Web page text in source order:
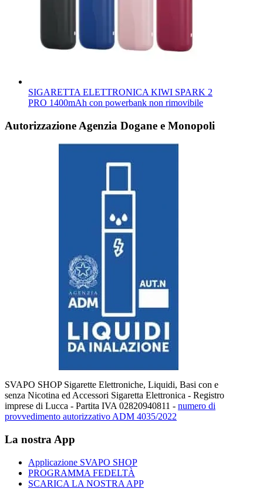
SIGARETTA ELETTRONICA KIWI SPARK 2
PRO 1400mAh con powerbank non rimovibile
Autorizzazione Agenzia Dogane e Monopoli
SVAPO SHOP Sigarette Elettroniche, Liquidi, Basi con e
senza Nicotina ed Accessori Sigaretta Elettronica - Registro
imprese di Lucca - Partita IVA 02820940811 - numero di
provvedimento autorizzativo ADM 4035/2022
La nostra App
Applicazione SVAPO SHOP
PROGRAMMA FEDELTÀ
SCARICA LA NOSTRA APP